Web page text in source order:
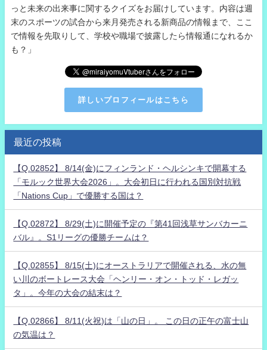
っと未来の出来事に関するクイズをお届けしています。内容は週
末のスポーツの試合から来月発売される新商品の情報まで、ここ
で情報を先取りして、学校や職場で披露したら情報通になれるか
も？」
詳しいプロフィールはこちら
最近の投稿
【Q.02852】 8/14(金)にフィンランド・ヘルシンキで開幕する
「モルック世界大会2026」。大会初日に行われる国別対抗戦
「Nations Cup」で優勝する国は？
【Q.02872】 8/29(土)に開催予定の『第41回浅草サンバカーニ
バル』。S1リーグの優勝チームは？
【Q.02855】 8/15(土)にオーストラリアで開催される、水の無
い川のボートレース大会「ヘンリー・オン・トッド・レガッ
タ」。今年の大会の結末は？
【Q.02866】 8/11(火祝)は「山の日」。 この日の正午の富士山
の気温は？